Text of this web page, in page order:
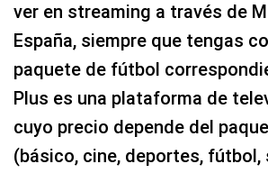
ver en streaming a través de
España, siempre que tengas
paquete de fútbol
Plus es una plataforma de
cuyo precio depende del
(básico, cine, deportes, fútbol,